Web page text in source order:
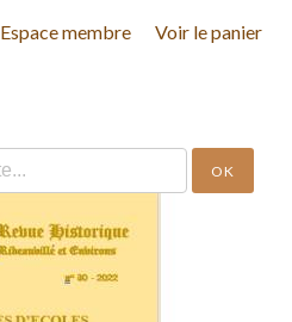
Espace membre Voir le panier
OK